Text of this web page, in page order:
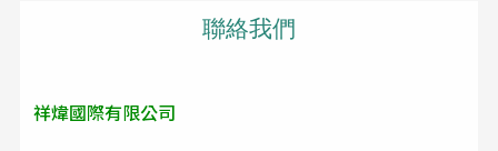
聯絡我們
祥煒國際有限公司